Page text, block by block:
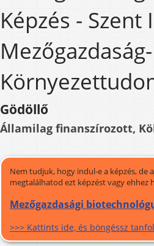
Képzés -
Gödöllő
Államilag finanszírozott,
Nem tudjuk, hogy indul-e a képzés,
megtalálhatod ezt képzést vagy ehhez
Mezőgazdasági
>>> Kattints ide, és böngéssz